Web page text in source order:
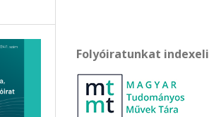
Folyóiratunkat indexeli